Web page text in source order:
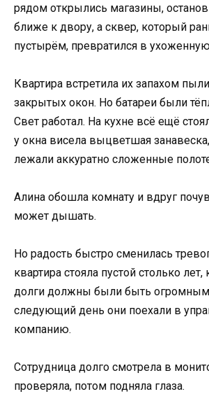
рядом открылись магазины,
ближе к двору, а сквер, который
пустырём, превратился в
Квартира встретила их запахом
закрытых окон. Но батареи были
Свет работал. На кухне всё ещё
у окна висела выцветшая
лежали аккуратно сложенные
Алина обошла комнату и вдруг
может дышать.
Но радость быстро сменилась
квартира стояла пустой столько
долги должны были быть
следующий день они поехали в
компанию.
Сотрудница долго смотрела в
проверяла, потом подняла глаза.